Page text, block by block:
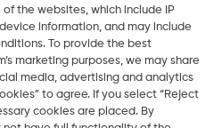
réservés.
the websites, which include IP
information, and may include
To provide the best
marketing purposes, we may share
media, advertising and analytics
to agree. If you select “Reject
cookies are placed. By